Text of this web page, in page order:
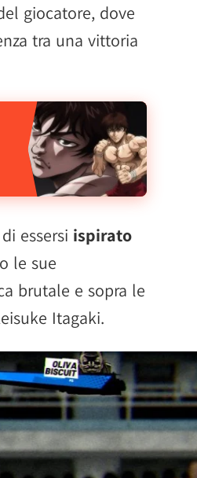
giocatore, dove
tra una vittoria
essersi ispirato
le sue
brutale e sopra le
Itagaki.